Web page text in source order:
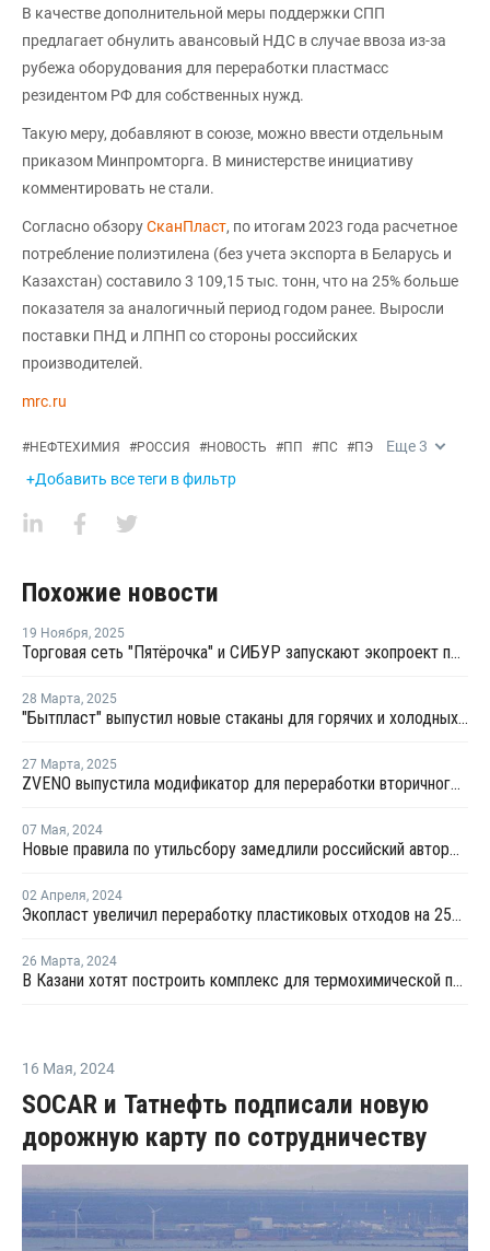
В качестве дополнительной меры поддержки СПП
предлагает обнулить авансовый НДС в случае ввоза из-за
рубежа оборудования для переработки пластмасс
резидентом РФ для собственных нужд.
Такую меру, добавляют в союзе, можно ввести отдельным
приказом Минпромторга. В министерстве инициативу
комментировать не стали.
Согласно обзоруСканПласт, по итогам 2023 года расчетное
потребление полиэтилена (без учета экспорта в Беларусь и
Казахстан) составило 3 109,15 тыс. тонн, что на 25% больше
показателя за аналогичный период годом ранее. Выросли
поставки ПНД и ЛПНП со стороны российских
производителей.
mrc.ru
#НЕФТЕХИМИЯ #РОССИЯ #НОВОСТЬ #ПП #ПС #ПЭ Еще3
+Добавить все теги в фильтр
Похожие новости
19 Ноября, 2025
Торговая сеть "Пятёрочка" и СИБУР запускают экопроект по сбору яичных лотков из полистирола
28 Марта, 2025
"Бытпласт" выпустил новые стаканы для горячих и холодных напитков
27 Марта, 2025
ZVENO выпустила модификатор для переработки вторичного ПС
07 Мая, 2024
Новые правила по утильсбору замедлили российский авторынок в апреле
02 Апреля, 2024
Экопласт увеличил переработку пластиковых отходов на 25% в прошлом году
26 Марта, 2024
В Казани хотят построить комплекс для термохимической переработки отходов
16 Мая, 2024
SOCAR и Татнефть подписали новую
дорожную карту по сотрудничеству